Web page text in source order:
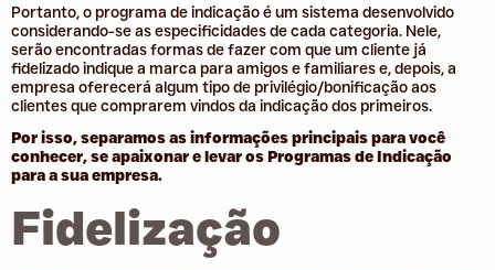
Portanto, o programa de indicação é um sistema desenvolvido
considerando-se as especificidades de cada categoria. Nele,
serão encontradas formas de fazer com que um cliente já
fidelizado indique a marca para amigos e familiares e, depois, a
empresa oferecerá algum tipo de privilégio/bonificação aos
clientes que comprarem vindos da indicação dos primeiros.
Por isso, separamos as informações principais para você
conhecer, se apaixonar e levar os Programas de Indicação
para a sua empresa.
Fidelização